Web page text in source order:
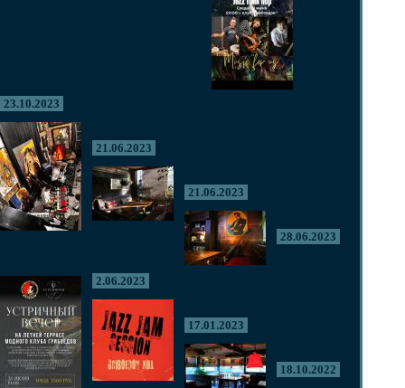
23.10.2023
21.06.2023
21.06.2023
28.06.2023
2.06.2023
17.01.2023
18.10.2022